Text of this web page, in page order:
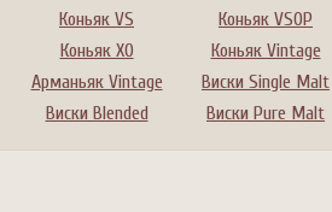
Коньяк VS
Коньяк VSOP
Коньяк XO
Коньяк Vintage
Арманьяк Vintage
Виски Single Malt
Виски Blended
Виски Pure Malt